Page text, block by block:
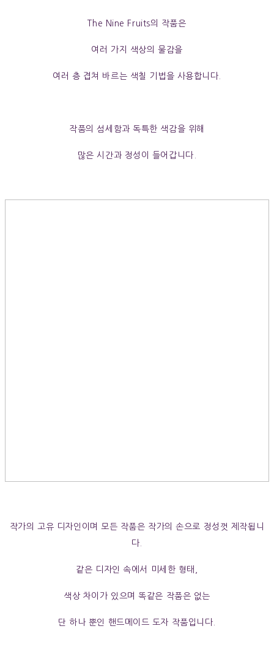
The Nine Fruits의 작품은
여러 가지 색상의 물감을
여러 층 겹쳐 바르는 색칠 기법을 사용합니다.
작품의 섬세함과 독특한 색감을 위해
많은 시간과 정성이 들어갑니다.
작가의 고유 디자인이며 모든 작품은 작가의 손으로 정성껏 제작됩니
다.
같은 디자인 속에서 미세한 형태,
색상 차이가 있으며 똑같은 작품은 없는
단 하나 뿐인 핸드메이드 도자 작품입니다.